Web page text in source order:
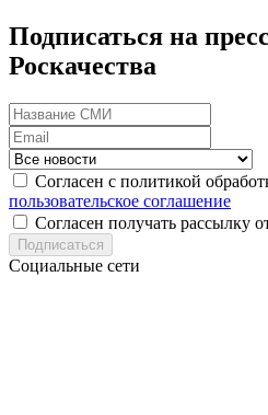
Подписаться на
Роскачества
Согласен с политикой
пользовательское соглашение
Согласен получать рассылку
Подписаться
Социальные сети